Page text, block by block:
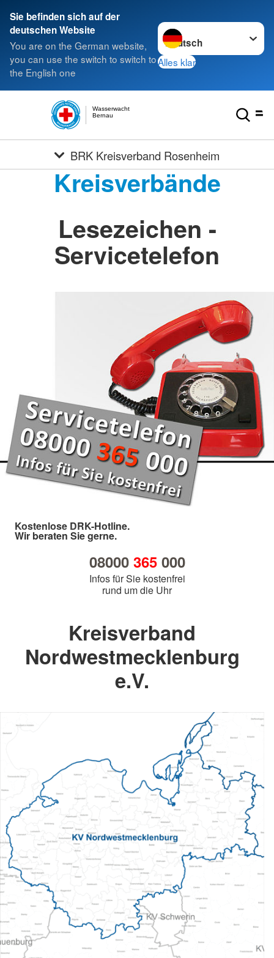
Sie befinden sich auf der
deutschen Website
You are on the German website,
you can use the switch to switch to
the English one
Sprache wechseln zu
Alles klar
Bernau
Wasserwacht
BRK Kreisverband Rosenheim
Kreisverbände
Lesezeichen -
Servicetelefon
Kostenlose DRK-Hotline.
Wir beraten Sie gerne.
08000 365000
Infos für Sie kostenfrei
rund um die Uhr
Kreisverband
Nordwestmecklenburg
e.V.